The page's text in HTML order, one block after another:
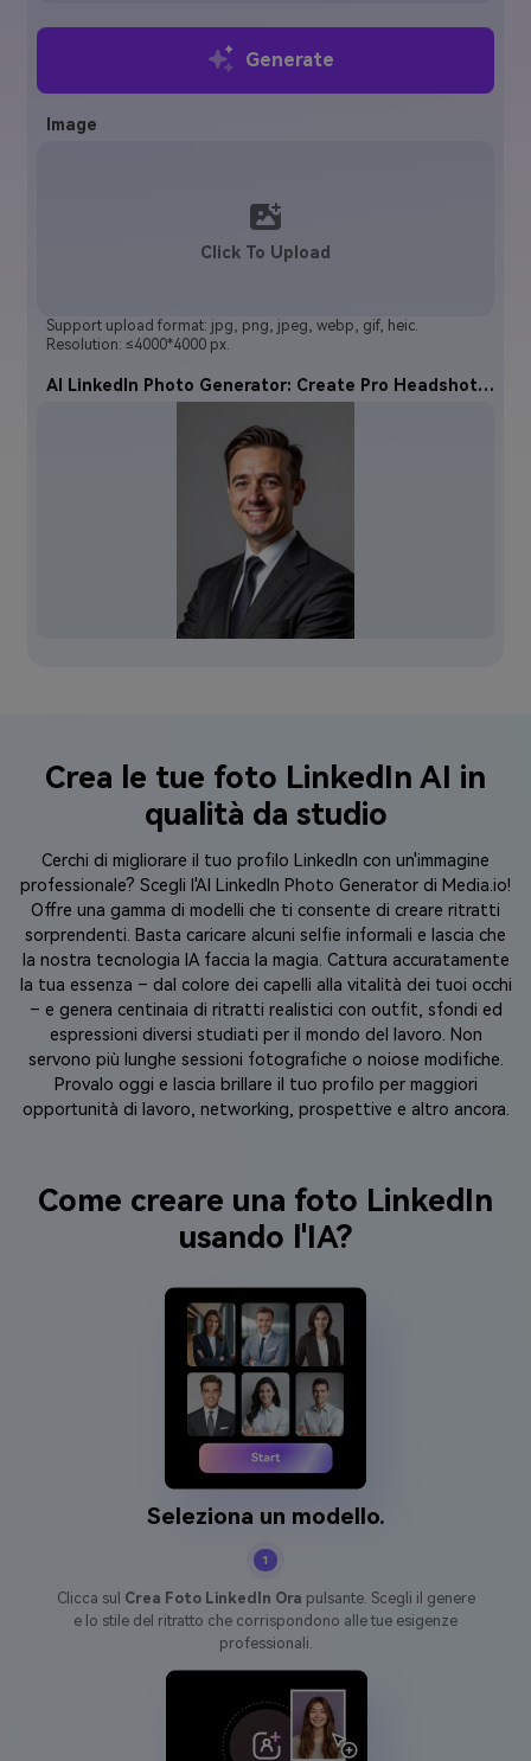
Generate
Image
Click To Upload
Support upload format: jpg, png, jpeg, webp, gif, heic.
Resolution: ≤4000*4000 px.
AI LinkedIn Photo Generator: Create Pro Headshots by Media.io
Crea le tue foto LinkedIn AI in
qualità da studio
Cerchi di migliorare il tuo profilo LinkedIn con un'immagine
professionale? Scegli l'AI LinkedIn Photo Generator di Media.io!
Offre una gamma di modelli che ti consente di creare ritratti
sorprendenti. Basta caricare alcuni selfie informali e lascia che
la nostra tecnologia IA faccia la magia. Cattura accuratamente
la tua essenza – dal colore dei capelli alla vitalità dei tuoi occhi
– e genera centinaia di ritratti realistici con outfit, sfondi ed
espressioni diversi studiati per il mondo del lavoro. Non
servono più lunghe sessioni fotografiche o noiose modifiche.
Provalo oggi e lascia brillare il tuo profilo per maggiori
opportunità di lavoro, networking, prospettive e altro ancora.
Come creare una foto LinkedIn
usando l'IA?
Seleziona un modello.
1
Clicca sul Crea Foto LinkedIn Ora pulsante. Scegli il genere
e lo stile del ritratto che corrispondono alle tue esigenze
professionali.